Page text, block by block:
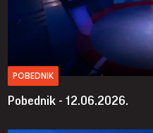
POBEDNIK
Pobednik - 12.06.2026.